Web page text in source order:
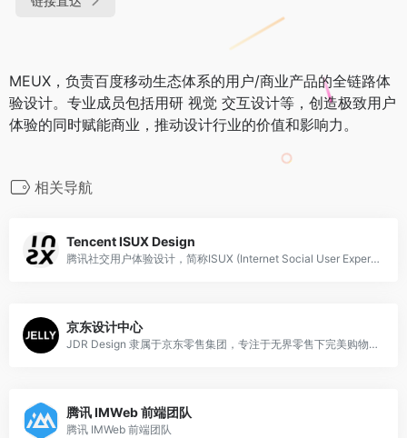
MEUX，负责百度移动生态体系的用户/商业产品的全链路体
验设计。专业成员包括用研 视觉 交互设计等，创造极致用户
体验的同时赋能商业，推动设计行业的价值和影响力。
相关导航
Tencent ISUX Design
腾讯社交用户体验设计，简称ISUX (Internet Social User Experience)，成立于2011年1月11日，是腾讯集团核心、全球最具规模的UX设计团队，专业成员包括用户研究、交互设计、视觉设计、品牌设计、视频动画设计、UI开发、产品设计与市场研究等，至今ISUX分布于中国深圳总部、北京、上海、成都及韩国首尔。
京东设计中心
JDR Design 隶属于京东零售集团，专注于无界零售下完美购物体验的设计探索与尝试，商业价值与用户体验的平衡。服务包括产品、营销、品牌、新媒体等体验及创新设计；同时将设计能力在组织内外部完成规模化的输出与赋能，形成独有的商业设计体系。
腾讯 IMWeb 前端团队
腾讯 IMWeb 前端团队